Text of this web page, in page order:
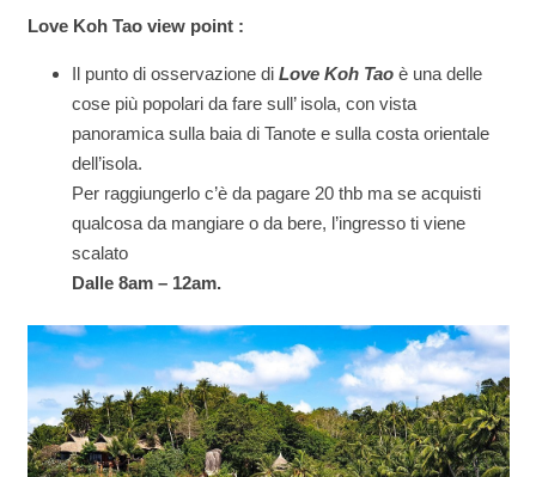
Love Koh Tao view point :
Il punto di osservazione di Love Koh Tao è una delle
cose più popolari da fare sull’ isola, con vista
panoramica sulla baia di Tanote e sulla costa orientale
dell’isola.
Per raggiungerlo c’è da pagare 20 thb ma se acquisti
qualcosa da mangiare o da bere, l’ingresso ti viene
scalato
Dalle 8am – 12am.